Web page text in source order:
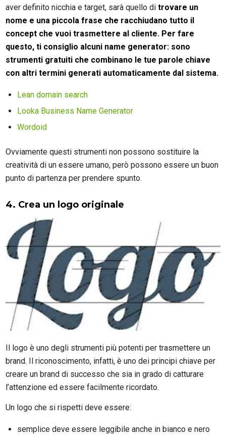
aver definito nicchia e target, sarà quello ditrovare un
nome e una piccola frase che racchiudano tutto il
concept che vuoi trasmettere al cliente. Per fare
questo, ti consiglio alcuni name generator: sono
strumenti gratuiti che combinano le tue parole chiave
con altri termini generati automaticamente dal sistema.
Lean domain search
Looka Business Name Generator
Wordoid
Ovviamente questi strumenti non possono sostituire la
creatività di un essere umano, però possono essere un buon
punto di partenza per prendere spunto.
4. Crea un logo originale
Il logo è uno degli strumenti più potenti per trasmettere un
brand. Il riconoscimento, infatti, è uno dei principi chiave per
creare un brand di successo che sia in grado di catturare
l’attenzione ed essere facilmente ricordato.
Un logo che si rispetti deve essere:
semplice deve essere leggibile anche in bianco e nero